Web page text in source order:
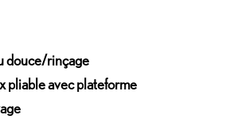
douce/rinçage
pliable avec plateforme